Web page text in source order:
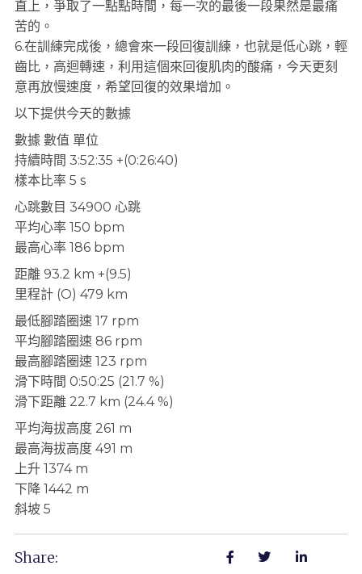
直上，爭取了一點點時間，每一次的最後一段果然是最痛
苦的。
6.在訓練完成後，總會來一段回復訓練，也就是低心跳，輕
齒比，高迴轉速，利用這個來回復肌肉的酸痛，今天更刻
意再放慢速度，希望回復的效果增加。
以下提供今天的數據
數據 數值 單位
持續時間 3:52:35 +(0:26:40)
樣本比率 5 s
心跳數目 34900 心跳
平均心率 150 bpm
最高心率 186 bpm
距離 93.2 km +(9.5)
里程計 (O) 479 km
最低腳踏圈速 17 rpm
平均腳踏圈速 86 rpm
最高腳踏圈速 123 rpm
滑下時間 0:50:25 (21.7 %)
滑下距離 22.7 km (24.4 %)
平均海拔高度 261 m
最高海拔高度 491 m
上升 1374 m
下降 1442 m
斜坡 5
Share: